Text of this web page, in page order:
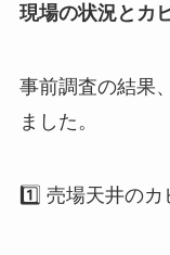
現場の状況とカ
事前調査の結果
ました。
1️⃣ 売場天井のカ